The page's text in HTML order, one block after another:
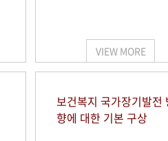
VIEW MORE
보건복지 국가장기발전
향에 대한 기본 구상